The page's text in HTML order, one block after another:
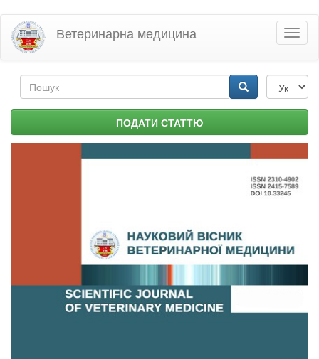
Перейти
основного
матеріалу
Ветеринарна медицина
Пошукова
форма ПОДАТИ СТАТТЮ